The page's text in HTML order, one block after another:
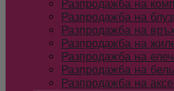
Разпродажба на
Разпродажба на
Разпродажба на
Разпродажба на
Разпродажба на
Разпродажба на
Разпродажба на